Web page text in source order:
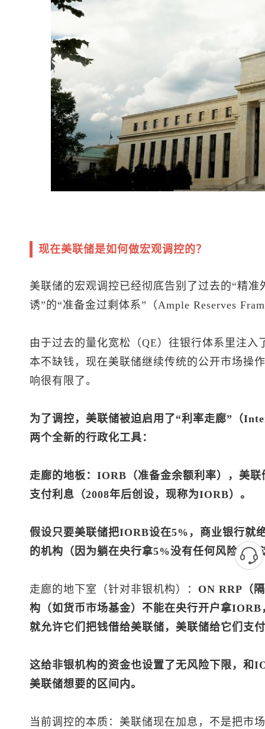
现在美联储是如何做宏观调控的？
美联储的宏观调控已经彻底告别了过去的“精
诱”的“准备金过剩体系”（Ample Reserves
由于过去的量化宽松（QE）往银行体系里注入
本不缺钱，现在美联储继续传统的公开市场操
响很有限了。
为了调控，美联储被迫启用了“利率走廊”（
两个全新的行政化工具：
走廊的地板：IORB（准备金余额利率），美
支付利息（2008年后创设，现称为IORB）。
假设只要美联储把IORB设在5%，商业银行就
的机构（因为躺在央行拿5%没有任何风险）
走廊的地下室（针对非银机构）： ON RRP（
构（如货币市场基金）不能在央行开户拿
就允许它们把钱借给美联储，美联储给它们支
这给非银机构的资金也设置了无风险下限，和
美联储想要的区间内。
当前调控的本质：美联储现在加息，不是把市